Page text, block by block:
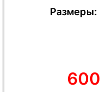
Размеры:
600